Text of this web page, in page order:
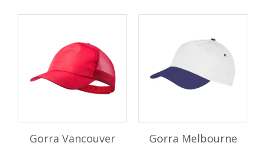
Gorra Vancouver Gorra Melbourne